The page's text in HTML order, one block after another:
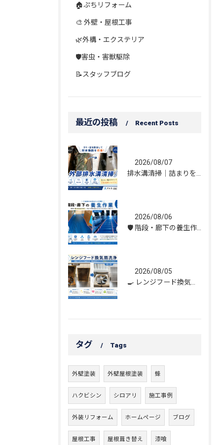
🏠ぷちリフォーム
🎨 外壁・屋根工事
🌿外構・エクステリア
🛡️害虫・害獣駆除
📝スタッフブログ
最近の投稿 Recent Posts
2026/08/07
2026/08/06
2026/08/05
タグ Tags
外壁塗装 外壁屋根塗装 蜂
ハクビシン シロアリ 施工事例
外装リフォーム ホームページ ブログ
屋根工事 屋根葺き替え 漆喰